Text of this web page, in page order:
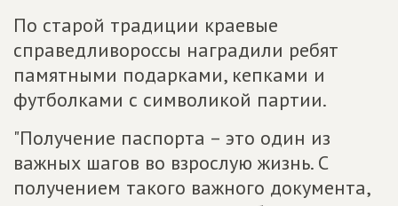
По старой традиции краевые
справедливороссы наградили ребят
памятными подарками, кепками и
футболками с символикой партии.
"Получение паспорта – это один из
важных шагов во взрослую жизнь. С
получением такого важного документа,